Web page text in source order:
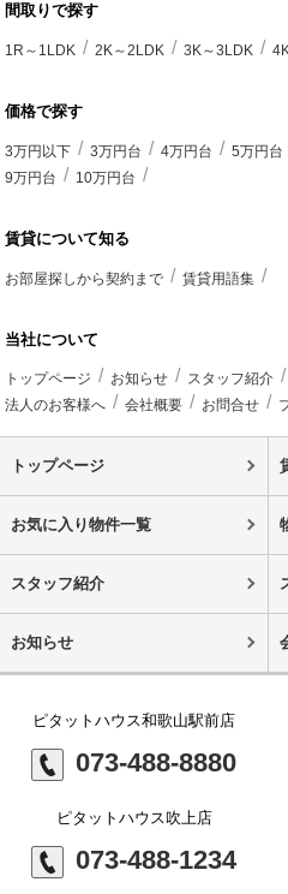
間取りで探す
1R～1LDK 2K～2LDK 3K～3LDK
価格で探す
3万円以下 3万円台 4万円台 5万円台
9万円台
10万円台
賃貸について知る
お部屋探しから契約まで 賃貸用語集
当社について
トップページ お知らせ スタッフ紹介
法人のお客様へ
会社概要 お問合せ
トップページ
お気に入り物件一覧
スタッフ紹介
お知らせ
ピタットハウス和歌山駅前店
073-488-8880
ピタットハウス吹上店
073-488-1234